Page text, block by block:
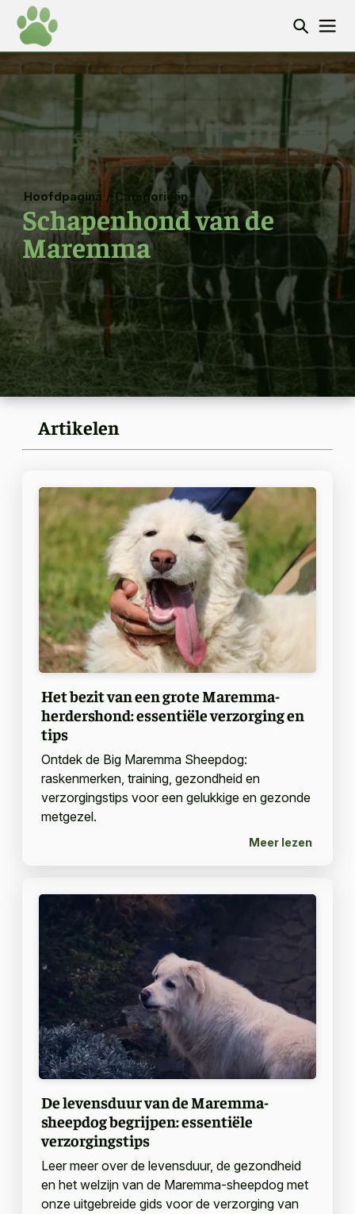
Hoofdpagina / Categorieën
Schapenhond van de
Maremma
Artikelen
Het bezit van een grote Maremma-
herdershond: essentiële verzorging en
tips
Ontdek de Big Maremma Sheepdog:
raskenmerken, training, gezondheid en
verzorgingstips voor een gelukkige en gezonde
metgezel.
Meer lezen
De levensduur van de Maremma-
sheepdog begrijpen: essentiële
verzorgingstips
Leer meer over de levensduur, de gezondheid
en het welzijn van de Maremma-sheepdog met
onze uitgebreide gids voor de verzorging van